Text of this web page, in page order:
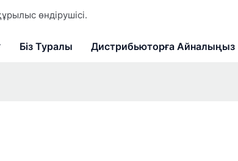
өндірушісі.
Біз Туралы Дистрибьюторға Айналыңыз